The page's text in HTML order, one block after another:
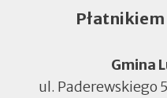
Gmina
ul.